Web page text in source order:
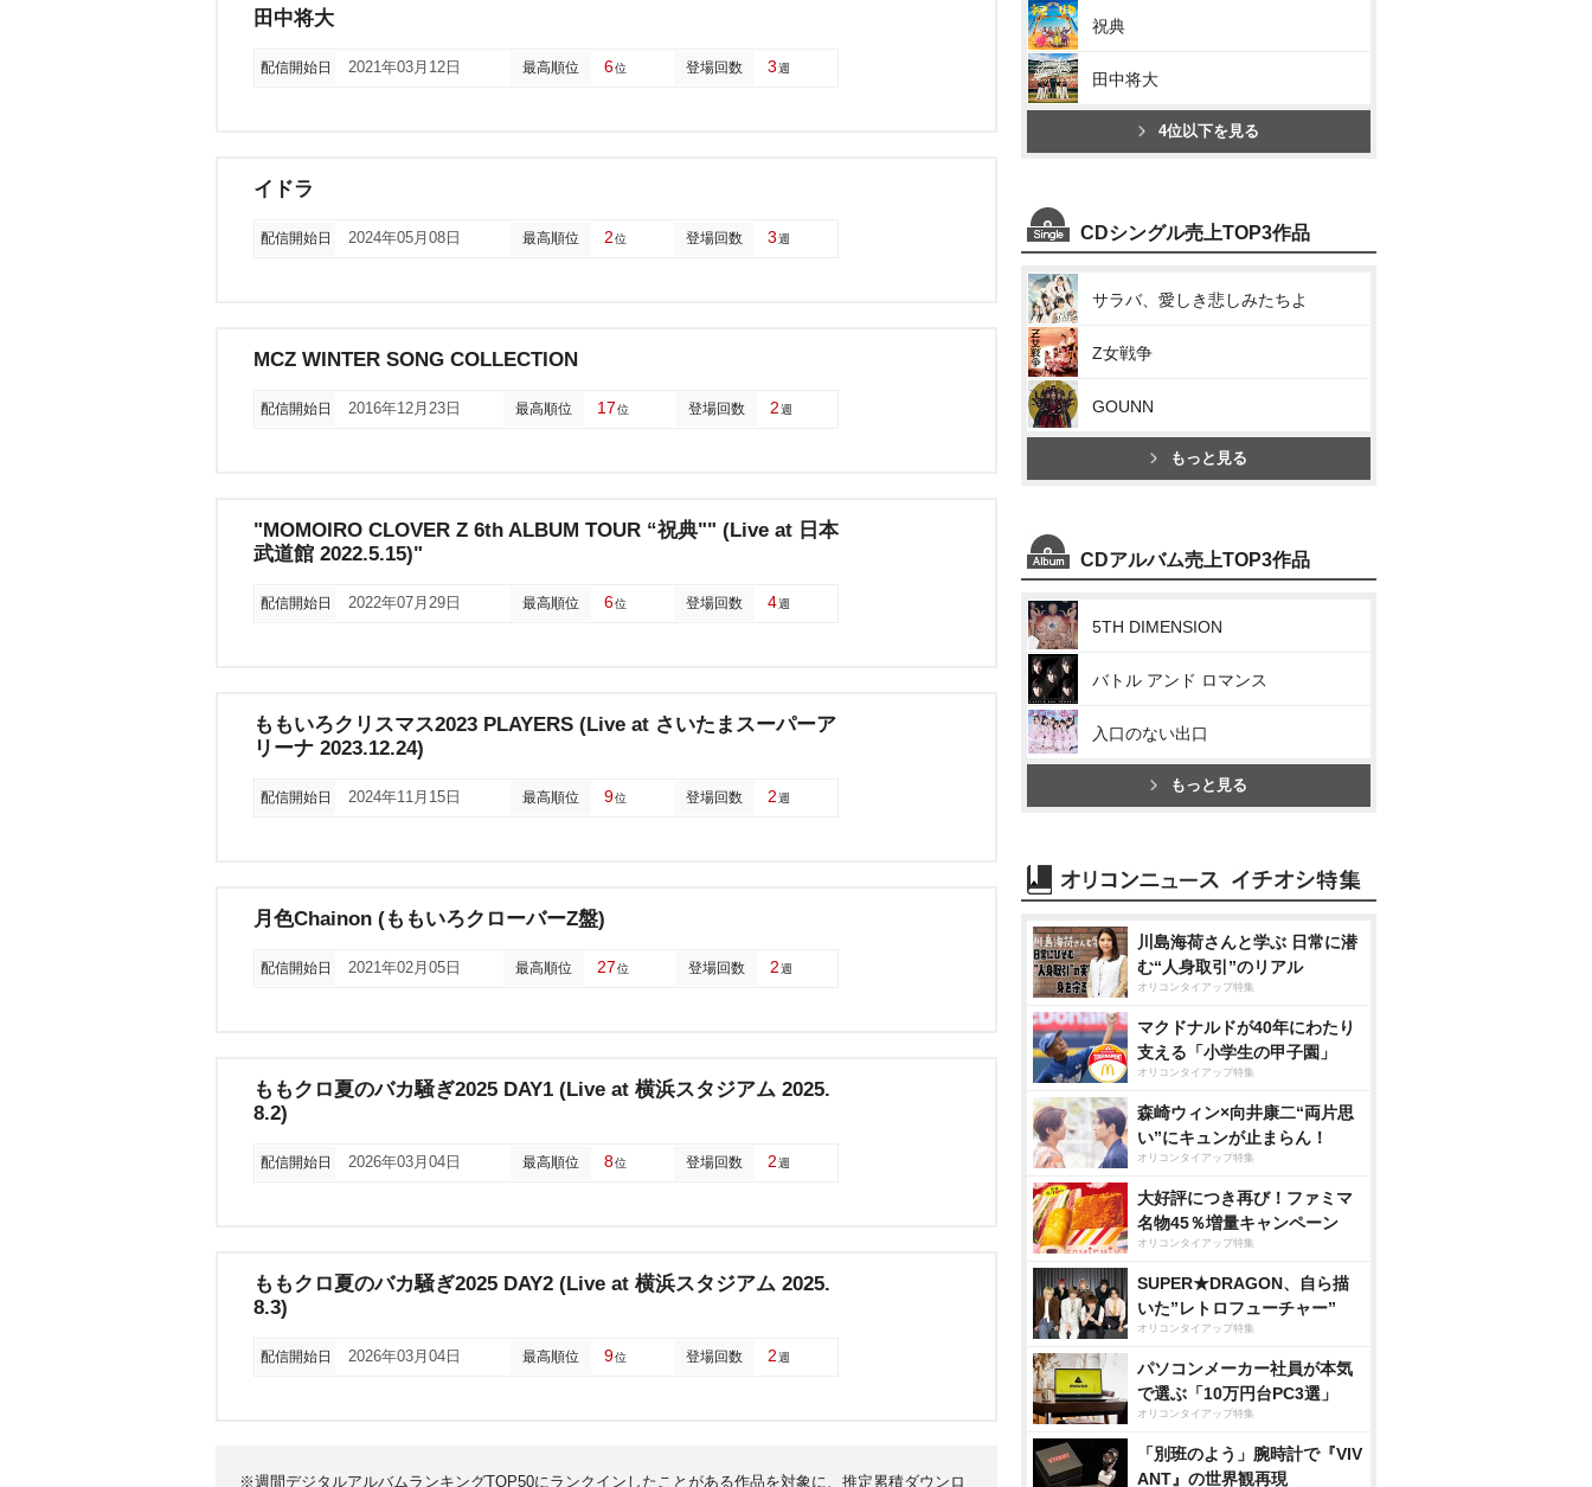
田中将大
配信開始日 2021年03月12日 最高順位 6位 登場回数 3週
イドラ
配信開始日 2024年05月08日 最高順位 2位 登場回数 3週
MCZ WINTER SONG COLLECTION
配信開始日 2016年12月23日 最高順位 17位 登場回数 2週
"MOMOIRO CLOVER Z 6th ALBUM TOUR “祝典"" (Live at 日本
武道館 2022.5.15)"
配信開始日 2022年07月29日 最高順位 6位 登場回数 4週
ももいろクリスマス2023 PLAYERS (Live at さいたまスーパーア
リーナ 2023.12.24)
配信開始日 2024年11月15日 最高順位 9位 登場回数 2週
月色Chainon (ももいろクローバーZ盤)
配信開始日 2021年02月05日 最高順位 27位 登場回数 2週
ももクロ夏のバカ騒ぎ2025 DAY1 (Live at 横浜スタジアム 2025.
8.2)
配信開始日 2026年03月04日 最高順位 8位 登場回数 2週
ももクロ夏のバカ騒ぎ2025 DAY2 (Live at 横浜スタジアム 2025.
8.3)
配信開始日 2026年03月04日 最高順位 9位 登場回数 2週
※週間デジタルアルバムランキングTOP50にランクインしたことがある作品を対象に、推定累積ダウンロ
祝典
田中将大
4位以下を見る
CDシングル売上TOP3作品
サラバ、愛しき悲しみたちよ
Z女戦争
GOUNN
もっと見る
CDアルバム売上TOP3作品
5TH DIMENSION
バトル アンド ロマンス
入口のない出口
もっと見る
川島海荷さんと学ぶ 日常に潜
む“人身取引”のリアル
オリコンタイアップ特集
マクドナルドが40年にわたり
支える「小学生の甲子園」
オリコンタイアップ特集
森崎ウィン×向井康二“両片思
い”にキュンが止まらん！
オリコンタイアップ特集
大好評につき再び！ファミマ
名物45％増量キャンペーン
オリコンタイアップ特集
SUPER★DRAGON、自ら描
いた”レトロフューチャー”
オリコンタイアップ特集
パソコンメーカー社員が本気
で選ぶ「10万円台PC3選」
オリコンタイアップ特集
「別班のよう」腕時計で『VIV
ANT』の世界観再現